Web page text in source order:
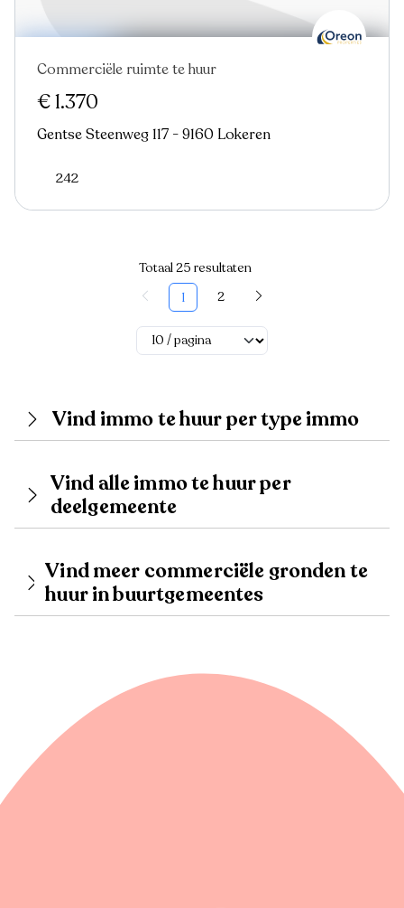
Commerciële ruimte te huur
€ 1.370
Gentse Steenweg 117 - 9160 Lokeren
242
Totaal 25 resultaten
1
2
Vind immo te huur per type immo
Vind alle immo te huur per
deelgemeente
Vind meer commerciële gronden te
huur in buurtgemeentes